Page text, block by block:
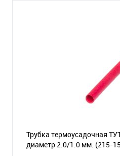
Трубка термоусадочная
диаметр 2.0/1.0 мм. (215-